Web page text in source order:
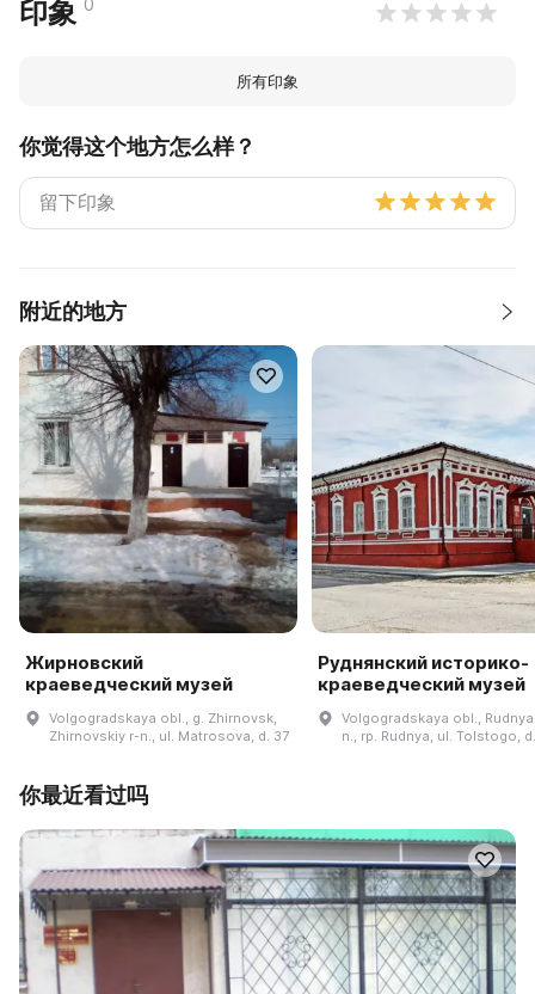
印象 0
所有印象
你觉得这个地方怎么样？
附近的地方
Жирновский
краеведческий музей
Volgogradskaya obl., g. Zhirnovsk,
Zhirnovskiy r-n., ul. Matrosova, d. 37
Руднянский историко-
краеведческий музей
Volgogradskaya obl.,
n., rp. Rudnya, ul. Tolstogo,
你最近看过吗